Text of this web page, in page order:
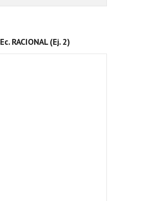
Ec. RACIONAL (Ej. 2)